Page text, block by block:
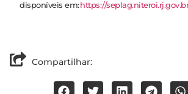
disponíveis em:https://
Compartilhar: